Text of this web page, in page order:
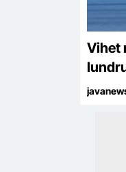
Vihet
në